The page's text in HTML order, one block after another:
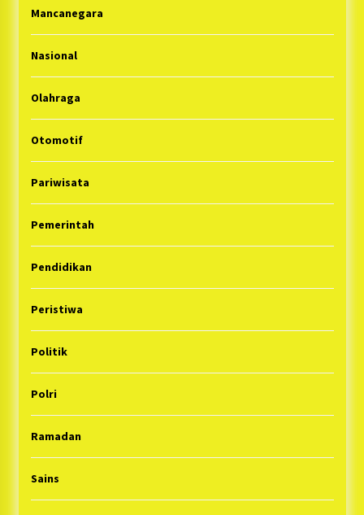
Mancanegara
Nasional
Olahraga
Otomotif
Pariwisata
Pemerintah
Pendidikan
Peristiwa
Politik
Polri
Ramadan
Sains